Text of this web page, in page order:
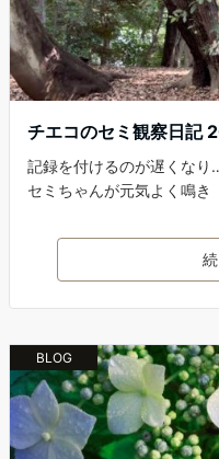
チエコのセミ観察日記
記録を付けるのが遅くな
セミちゃんが元気よく鳴き
BLOG